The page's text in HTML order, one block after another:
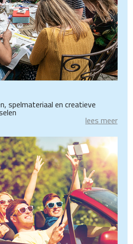
spelmateriaal en creatieve
lees meer